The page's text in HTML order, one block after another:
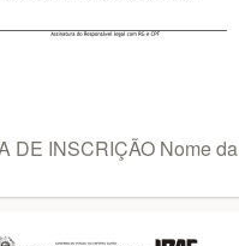
DE INSCRIÇÃO Nome da